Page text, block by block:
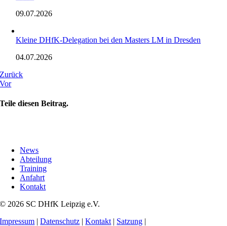
09.07.2026
Kleine DHfK-Delegation bei den Masters LM in Dresden
04.07.2026
Zurück
Vor
Teile diesen Beitrag.
News
Abteilung
Training
Anfahrt
Kontakt
© 2026 SC DHfK Leipzig e.V.
Impressum |Datenschutz |Kontakt | Satzung |